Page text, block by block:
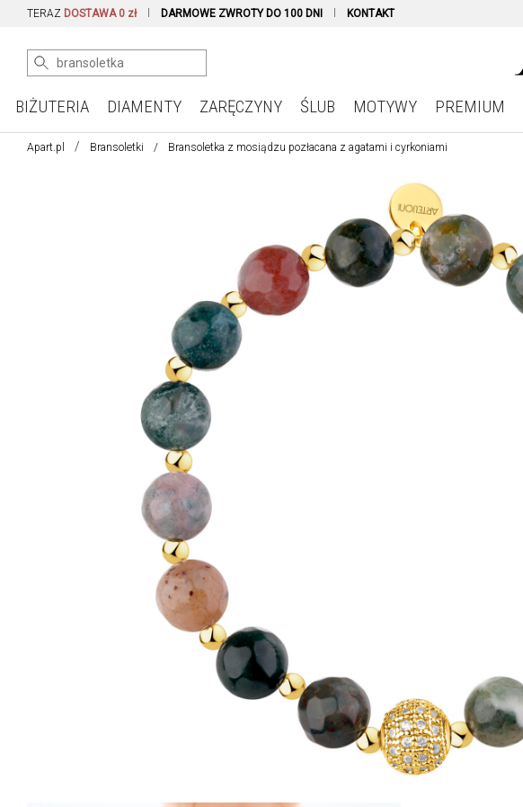
TERAZ DOSTAWA 0 zł DARMOWE ZWROTY DO 100 DNI KONTAKT
BIŻUTERIA DIAMENTY ZARĘCZYNY ŚLUB MOTYWY PREMIUM
Apart.pl Bransoletki Bransoletka z mosiądzu pozłacana z agatami i cyrkoniami